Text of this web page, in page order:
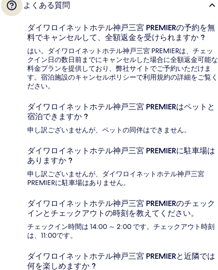
よくある質問
ダイワロイネットホテル神戸三宮 PREMIERの予約を無
料でキャンセルして、全額返金を受けられますか ?
はい。ダイワロイネットホテル神戸三宮 PREMIERは、チェッ
クイン日の数日前までにキャンセルした場合に全額返金可能な
料金プランを提供しており、弊社サイトでご予約いただけま
す。宿泊施設のキャンセルポリシーで利用規約の詳細をご覧く
ださい。
ダイワロイネットホテル神戸三宮 PREMIERはペットと
宿泊できますか ?
申し訳ございませんが、ペットの同伴はできません。
ダイワロイネットホテル神戸三宮 PREMIERに駐車場は
ありますか ?
申し訳ございませんが、ダイワロイネットホテル神戸三宮
PREMIERに駐車場はありません。
ダイワロイネットホテル神戸三宮 PREMIERのチェック
インとチェックアウトの時刻を教えてください。
チェックイン時間は 14:00 ～ 2:00 です。チェックアウト時刻
は、11:00です。
ダイワロイネットホテル神戸三宮 PREMIERと近隣では
何を楽しめますか ?